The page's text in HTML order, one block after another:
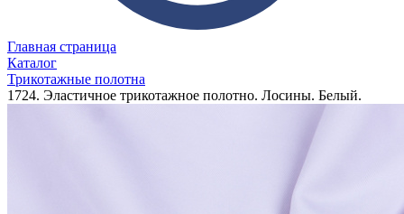
Главная страница
Каталог
Трикотажные полотна
1724. Эластичное трикотажное полотно. Лосины. Белый.